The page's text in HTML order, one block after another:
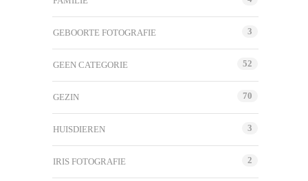
GEBOORTE FOTOGRAFIE 3
GEEN CATEGORIE 52
GEZIN 70
HUISDIEREN 3
IRIS FOTOGRAFIE 2